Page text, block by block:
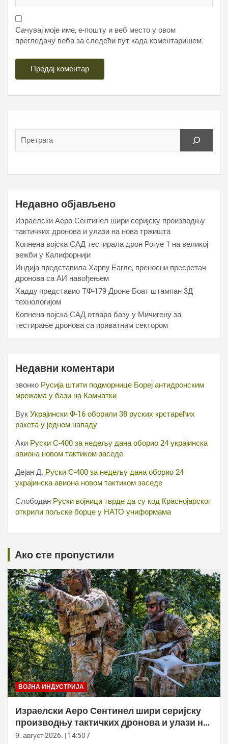
Сачувај моје име, е-пошту и веб место у овом
прегледачу веба за следећи пут када коментаришем.
Недавно објављено
Израелски Аеро Сентинел шири серијску производњу
тактичких дронова и улази на нова тржишта
Копнена војска САД тестирала дрон Рогуе 1 на великој
вежби у Калифорнији
Индија представила Харпy Еагле, преносни пресретач
дронова са АИ навођењем
Хаддy представио ТФ-179 Дроне Боат штампан 3Д
технологијом
Копнена војска САД отвара базу у Мичигену за
тестирање дронова са приватним сектором
Недавни коментари
звонко Русија штити подморнице Бореј антидронским
мрежама у бази на Камчатки
Вук Украјински Ф-16 оборили 38 руских крстарећих
ракета у једном нападу
Аки Руски С-400 за недељу дана оборио 24 украјинска
авиона новом тактиком заседе
Дејан Д. Руски С-400 за недељу дана оборио 24
украјинска авиона новом тактиком заседе
Слободан Руски војници тврде да су код Краснојарског
открили пољске борце у НАТО униформама
Ако сте пропустили
ВОЈНА ИНДУСТРИЈА
Израелски Аеро Сентинел шири серијску
производњу тактичких дронова и улази на
нова тржишта
9. август 2026. | 14:50